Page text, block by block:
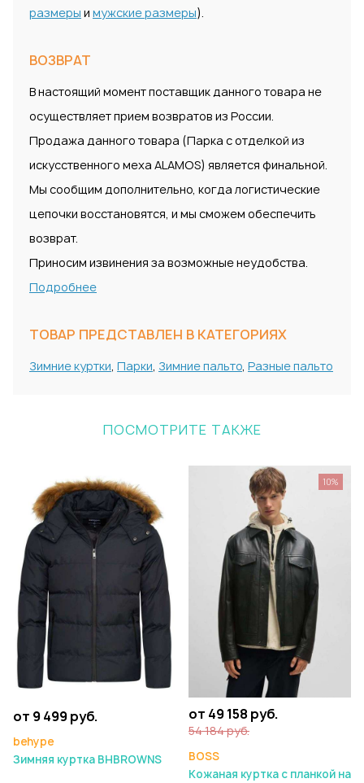
размеры и мужские размеры).
ВОЗВРАТ
В настоящий момент поставщик данного товара не
осуществляет прием возвратов из России.
Продажа данного товара (Парка с отделкой из
искусственного меха ALAMOS) является финальной.
Мы сообщим дополнительно, когда логистические
цепочки восстановятся, и мы сможем обеспечить
возврат.
Приносим извинения за возможные неудобства.
Подробнее
ТОВАР ПРЕДСТАВЛЕН В КАТЕГОРИЯХ
Зимние куртки, Парки, Зимние пальто, Разные пальто
ПОСМОТРИТЕ ТАКЖЕ
от 9 499 руб.
behype
Зимняя куртка BHBROWNS
от 49 158 руб.
54 184 руб.
BOSS
Кожаная куртка с планкой на
10%